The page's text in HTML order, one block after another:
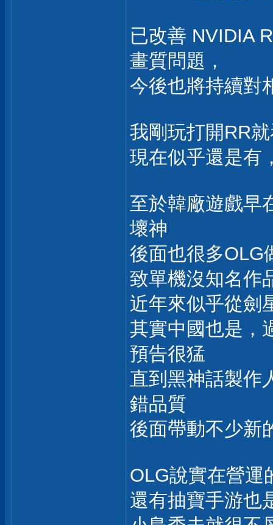
已改善 NVIDIA
畫質問題，
今後也將持續對
我剛玩打開RR
現在似乎還是有
至於韓廠遊戲早
壞神
後面也很多OLG
致單機沒知名作
近年來似乎從劍
其實中國也是，
預告很猛
直到黑神話製作
錯品質
後面帶動不少新
OLG說實在營運
還有抽寶手游也